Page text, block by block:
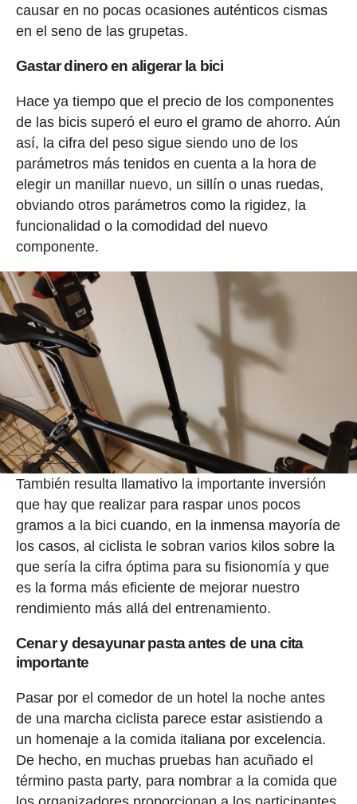
causar en no pocas ocasiones auténticos cismas
en el seno de las grupetas.
Gastar dinero en aligerar la bici
Hace ya tiempo que el precio de los componentes
de las bicis superó el euro el gramo de ahorro. Aún
así, la cifra del peso sigue siendo uno de los
parámetros más tenidos en cuenta a la hora de
elegir un manillar nuevo, un sillín o unas ruedas,
obviando otros parámetros como la rigidez, la
funcionalidad o la comodidad del nuevo
componente.
También resulta llamativo la importante inversión
que hay que realizar para raspar unos pocos
gramos a la bici cuando, en la inmensa mayoría de
los casos, al ciclista le sobran varios kilos sobre la
que sería la cifra óptima para su fisionomía y que
es la forma más eficiente de mejorar nuestro
rendimiento más allá del entrenamiento.
Cenar y desayunar pasta antes de una cita
importante
Pasar por el comedor de un hotel la noche antes
de una marcha ciclista parece estar asistiendo a
un homenaje a la comida italiana por excelencia.
De hecho, en muchas pruebas han acuñado el
término pasta party, para nombrar a la comida que